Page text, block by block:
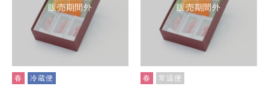
販売期間外
春 冷蔵便
販売期間外
春 常温便